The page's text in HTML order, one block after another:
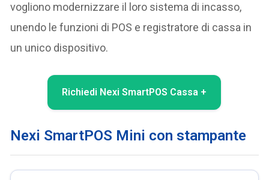
vogliono modernizzare il loro sistema di incasso,
unendo le funzioni di POS e registratore di cassa in
un unico dispositivo.
Richiedi Nexi SmartPOS Cassa +
Nexi SmartPOS Mini con stampante